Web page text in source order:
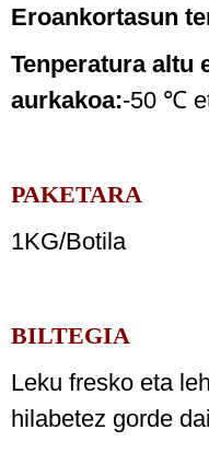
Eroankortasun
Tenperatura altu
aurkakoa:-50 ℃
PAKETARA
1KG/Botila
BILTEGIA
Leku fresko eta
hilabetez gorde